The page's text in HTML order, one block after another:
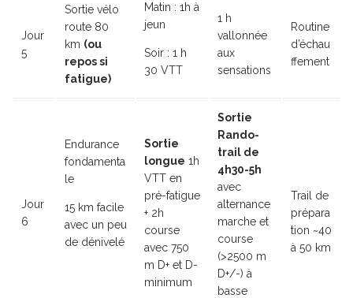
Jour
5
Sortie vélo
route 80
km (ou
repos si
fatigue)
Matin : 1h à
jeun
Soir : 1 h
30 VTT
1 h
vallonnée
aux
sensations
Routine
d’échau
ffement
Jour
6
Endurance
fondamenta
le
15 km facile
avec un peu
de dénivelé
Sortie
longue 1h
VTT en
pré-fatigue
+ 2h
course
avec 750
m D+ et D-
minimum
Sortie
Rando-
trail de
4h30-5h
avec
alternance
marche et
course
(>2500 m
D+/-) à
basse
Trail de
prépara
tion ~40
à 50 km